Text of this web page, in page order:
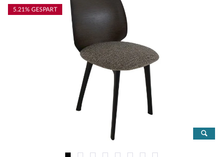
5.21% GESPART